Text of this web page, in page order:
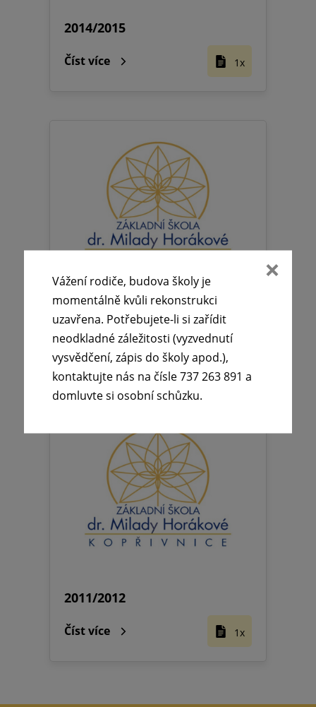
2014/2015
Číst více 1x
2012/2013
Číst více
2011/2012
Číst více 1x
Vážení rodiče, budova školy je
momentálně kvůli rekonstrukci
uzavřena. Potřebujete-li si zařídit
neodkladné záležitosti (vyzvednutí
vysvědčení, zápis do školy apod.),
kontaktujte nás na čísle 737 263 891 a
domluvte si osobní schůzku.